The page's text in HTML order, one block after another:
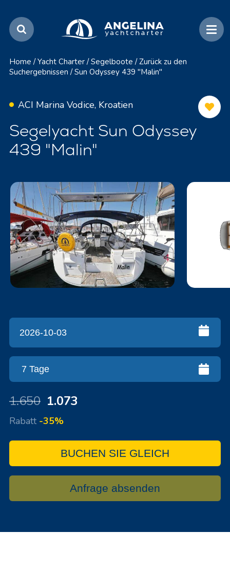
Home / Yacht Charter / Segelboote / Zurück zu den
Suchergebnissen / Sun Odyssey 439 "Malin"
ACI Marina Vodice, Kroatien
Segelyacht Sun Odyssey
439 "Malin"
1.650 1.073
Rabatt -35%
BUCHEN SIE GLEICH
Anfrage absenden